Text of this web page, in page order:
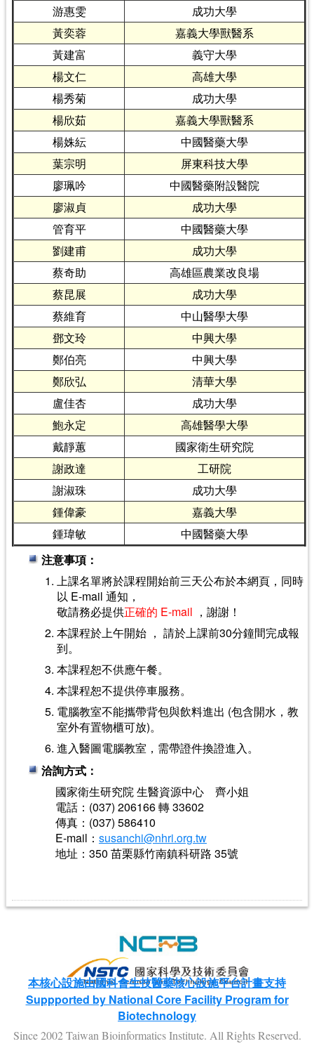
游惠雯
成功大學
黃奕蓉
嘉義大學獸醫系
黃建富
義守大學
楊文仁
高雄大學
楊秀菊
成功大學
楊欣茹
嘉義大學獸醫系
楊姝紜
中國醫藥大學
葉宗明
屏東科技大學
廖珮吟
中國醫藥附設醫院
廖淑貞
成功大學
管育平
中國醫藥大學
劉建甫
成功大學
蔡奇助
高雄區農業改良場
蔡昆展
成功大學
蔡維育
中山醫學大學
鄧文玲
中興大學
鄭伯亮
中興大學
鄭欣弘
清華大學
盧佳杏
成功大學
鮑永定
高雄醫學大學
戴靜蕙
國家衛生研究院
謝政達
工研院
謝淑珠
成功大學
鍾偉豪
嘉義大學
鍾瑋敏
中國醫藥大學
注意事項：
上課名單將於課程開始前三天公布於本網頁，同時
以 E-mail 通知，
敬請務必提供正確的 E-mail ，謝謝！
本課程於上午開始 ， 請於上課前30分鐘間完成報
到。
本課程恕不供應午餐。
本課程恕不提供停車服務。
電腦教室不能攜帶背包與飲料進出 (包含開水，教
室外有置物櫃可放)。
進入醫圖電腦教室，需帶證件換證進入。
洽詢方式：
國家衛生研究院 生醫資源中心 齊小姐
電話：(037) 206166 轉 33602
傳真：(037) 586410
E-mail： susanchi@nhri.org.tw
地址：350 苗栗縣竹南鎮科研路 35號
本核心設施由國科會生技醫藥核心設施平台計畫支持
Suppported by National Core Facility Program for
Biotechnology
Since 2002 Taiwan Bioinformatics Institute. All Rights Reserved.